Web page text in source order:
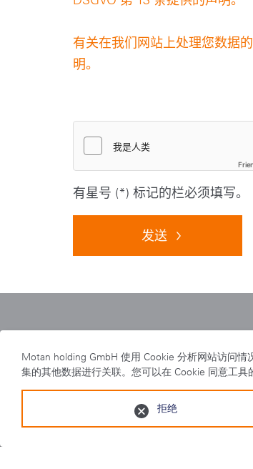
有关在我们网站上处理您数据
明。
有星号 (*) 标记的栏必须填写。
发送
Home | motan group | swift
| 出版说明
Motan holding GmbH 使用 Cookie 分析网站访问
集的其他数据进行关联。您可以在 Cookie 同意工具
拒绝